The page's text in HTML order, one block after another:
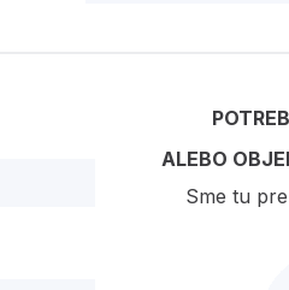
ALEBO
Sme tu